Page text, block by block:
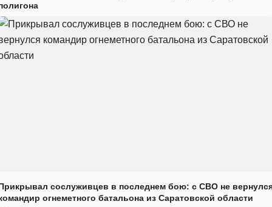
сослуживцев в последнем бою: с СВО не
огнеметного батальона из Саратовской области